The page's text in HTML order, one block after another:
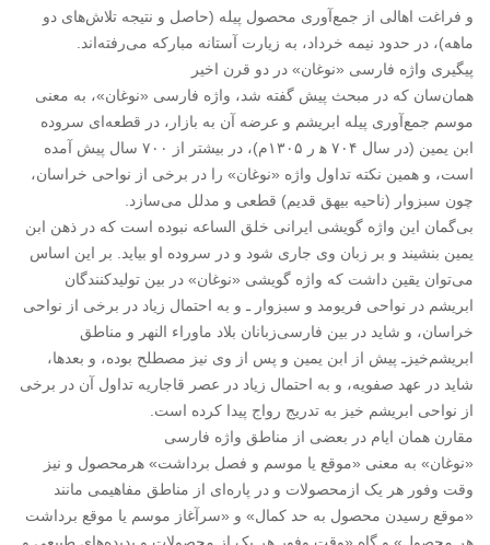
و فراغت اهالی از جمع‌آوری محصول پیله (حاصل و نتیجه تلاش‌های دو
ماهه)، در حدود نیمه خرداد، به زیارت آستانه مبارکه می‌رفته‌اند.
پیگیری واژه فارسی «نوغان» در دو قرن اخیر
همان‌سان که در مبحث پیش گفته شد، واژه فارسی «نوغان»، به معنی
موسم جمع‌آوری پیله ابریشم و عرضه آن به بازار، در قطعه‌ای سروده
ابن یمین (در سال ۷۰۴ ه‍ ر ۱۳۰۵م)، در بیشتر از ۷۰۰ سال پیش آمده
است، و همین نکته تداول واژه «نوغان» را در برخی از نواحی خراسان،
چون سبزوار (ناحیه بیهق قدیم) قطعی و مدلل می‌سازد.
بی‌گمان این واژه گویشی ایرانی خلق الساعه نبوده است که در ذهن ابن
یمین بنشیند و بر زبان وی جاری شود و در سروده او بیاید. بر این اساس
می‌توان یقین داشت که واژه گویشی «نوغان» در بین تولید‌کنندگان
ابریشم در نواحی فریومد و سبزوار ـ و به احتمال زیاد در برخی از نواحی
خراسان، و شاید در بین فارسی‌زبانان بلاد ماوراء النهر و مناطق
ابریشم‌خیزـ پیش از ابن یمین و پس از وی نیز مصطلح بوده، و بعدها،
شاید در عهد صفویه، و به احتمال زیاد در عصر قاجاریه تداول آن در برخی
از نواحی ابریشم خیز به تدریج رواج پیدا کرده است.
مقارن همان ایام در بعضی از مناطق واژه فارسی
«‌نوغان» به معنی «موقع یا موسم و فصل برداشت» هر‌محصول‌ و نیز
وقت وفور هر یک ازمحصولات و در پاره‌ای از مناطق مفاهیمی مانند
«موقع رسیدن محصول به حد کمال» و «سرآغاز موسم یا موقع برداشت